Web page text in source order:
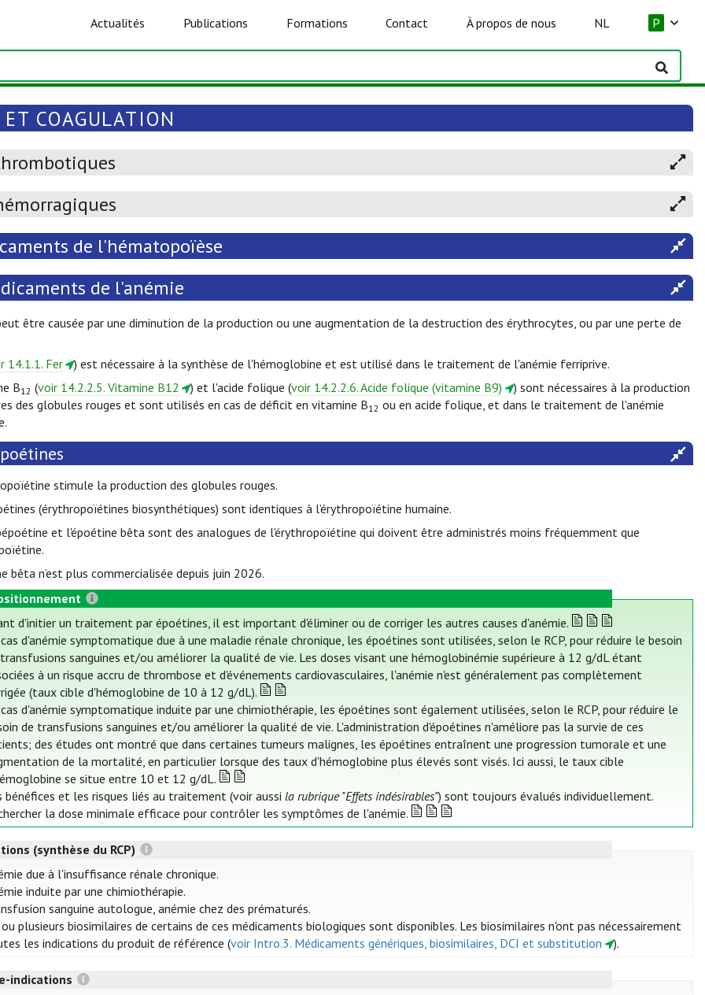
Actualités Publications Formations Contact À propos de nous NL P
COAGULATION
de l'hématopoïèse
de l'anémie
être causée par une diminution de la production ou une augmentation de la destruction des érythrocytes, ou par une perte de
14.1.1. Fer
) est nécessaire à la synthèse de l'hémoglobine et est utilisé dans le traitement de l'anémie ferriprive.
B12 (voir 14.2.2.5. Vitamine B12 ) et l'acide folique (voir 14.2.2.6. Acide folique (vitamine B9)
) sont nécessaires à la production
des globules rouges et sont utilisés en cas de déficit en vitamine B12 ou en acide folique, et dans le traitement de l'anémie
stimule la production des globules rouges.
(érythropoïétines biosynthétiques) sont identiques à l’érythropoïétine humaine.
et l'époétine bêta sont des analogues de l'érythropoïétine qui doivent être administrés moins fréquemment que
bêta n’est plus commercialisée depuis juin 2026.
d'initier un traitement par époétines, il est important d'éliminer ou de corriger les autres causes d'anémie.
d'anémie symptomatique due à une maladie rénale chronique, les époétines sont utilisées, selon le RCP, pour réduire le besoin
sanguines et/ou améliorer la qualité de vie. Les doses visant une hémoglobinémie supérieure à 12 g/dL étant
à un risque accru de thrombose et d'événements cardiovasculaires, l'anémie n'est généralement pas complètement
(taux cible d'hémoglobine de 10 à 12 g/dL).
d'anémie symptomatique induite par une chimiothérapie, les époétines sont également utilisées, selon le RCP, pour réduire le
de transfusions sanguines et/ou améliorer la qualité de vie. L'administration d'époétines n'améliore pas la survie de ces
des études ont montré que dans certaines tumeurs malignes, les époétines entraînent une progression tumorale et une
de la mortalité, en particulier lorsque des taux d'hémoglobine plus élevés sont visés. Ici aussi, le taux cible
se situe entre 10 et 12 g/dL.
bénéfices et les risques liés au traitement (voir aussila rubrique "Effets indésirables") sont toujours évalués individuellement.
la dose minimale efficace pour contrôler les symptômes de l'anémie.
(synthèse du RCP)
due à l'insuffisance rénale chronique.
induite par une chimiothérapie.
sanguine autologue, anémie chez des prématurés.
plusieurs biosimilaires de certains de ces médicaments biologiques sont disponibles. Les biosimilaires n'ont pas nécessairement
les indications du produit de référence (voir Intro.3. Médicaments génériques, biosimilaires, DCI et substitution ).
indications